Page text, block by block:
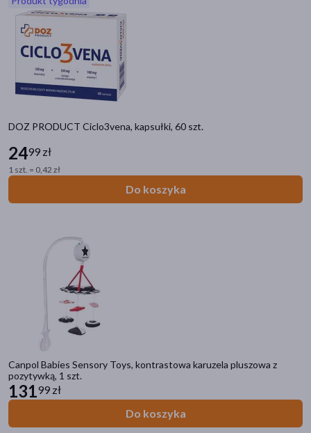
Hit
DOZ PRODUCT Ciclo3vena, kapsułki, 60 szt.
2499 zł
1 szt. = 0,42 zł
Do koszyka
Canpol Babies Sensory Toys, kontrastowa karuzela pluszowa z
pozytywką, 1 szt.
13199 zł
Do koszyka